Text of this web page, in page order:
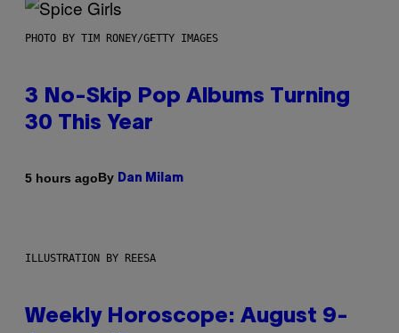
PHOTO BY TIM RONEY/GETTY IMAGES
3 No-Skip Pop Albums Turning
30 This Year
5 hours agoBy Dan Milam
ILLUSTRATION BY REESA
Weekly Horoscope: August 9-